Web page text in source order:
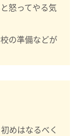
怒ってやる気
の準備などが
めはなるべく